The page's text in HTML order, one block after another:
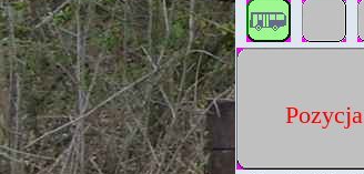
Pozycja